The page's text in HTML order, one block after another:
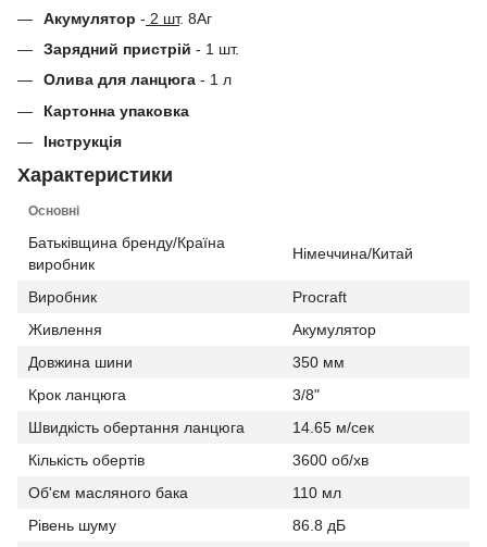
Акумулятор - 2 шт. 8Аг
Зарядний пристрій - 1 шт.
Олива для ланцюга - 1 л
Картонна упаковка
Інструкція
Характеристики
Основні
Батьківщина бренду/Країна
виробник
Німеччина/Китай
Виробник
Procraft
Живлення
Акумулятор
Довжина шини
350 мм
Крок ланцюга
3/8"
Швидкість обертання ланцюга
14.65 м/сек
Кількість обертів
3600 об/хв
Об'єм масляного бака
110 мл
Рівень шуму
86.8 дБ